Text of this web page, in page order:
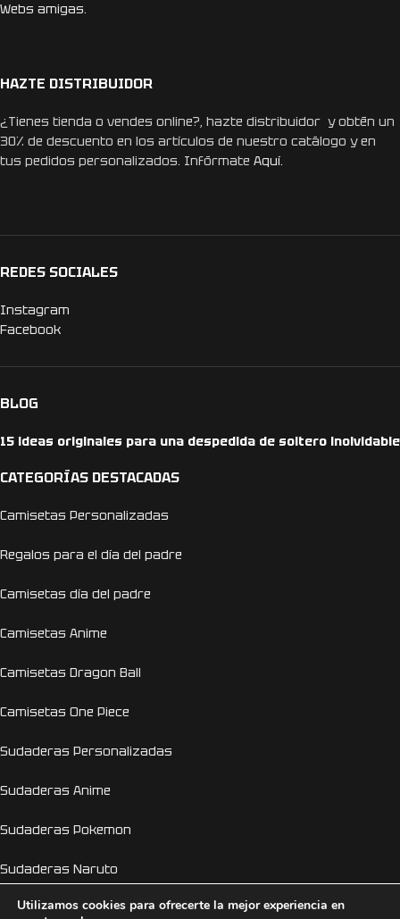
Webs amigas.
HAZTE DISTRIBUIDOR
¿Tienes tienda o vendes online?, hazte distribuidor y obtén un
30% de descuento en los artículos de nuestro catálogo y en
tus pedidos personalizados. Infórmate Aquí.
REDES SOCIALES
Instagram
Facebook
BLOG
15 ideas originales para una despedida de soltero inolvidable
CATEGORÍAS DESTACADAS
Camisetas Personalizadas
Regalos para el día del padre
Camisetas día del padre
Camisetas Anime
Camisetas Dragon Ball
Camisetas One Piece
Sudaderas Personalizadas
Sudaderas Anime
Sudaderas Pokemon
Sudaderas Naruto
Personalizador Online
Utilizamos cookies para ofrecerte la mejor experiencia en